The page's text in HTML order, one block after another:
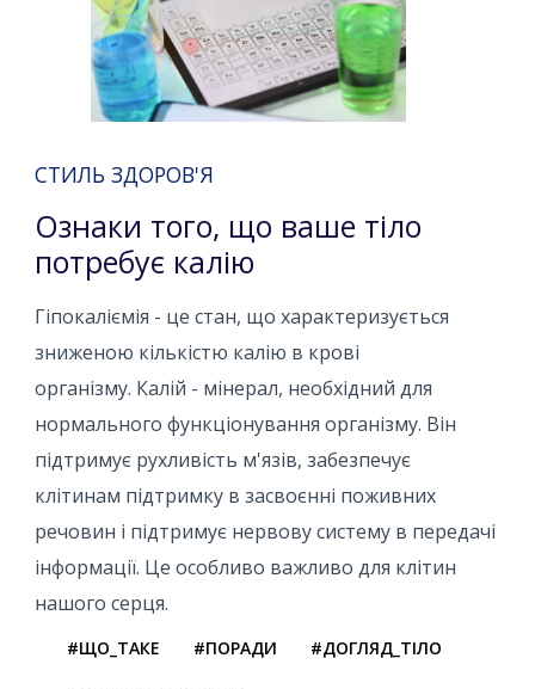
СТИЛЬ ЗДОРОВ'Я
Ознаки того, що ваше тіло
потребує калію
Гіпокаліємія - це стан, що характеризується
зниженою кількістю калію в крові
організму. Калій - мінерал, необхідний для
нормального функціонування організму. Він
підтримує рухливість м'язів, забезпечує
клітинам підтримку в засвоєнні поживних
речовин і підтримує нервову систему в передачі
інформації. Це особливо важливо для клітин
нашого серця.
#ЩО_ТАКЕ #ПОРАДИ #ДОГЛЯД_ТІЛО